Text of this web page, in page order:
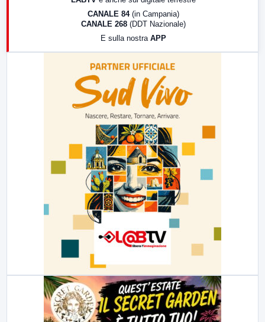
CANALE 84 (in Campania)
CANALE 268 (DDT Nazionale)
E sulla nostra APP